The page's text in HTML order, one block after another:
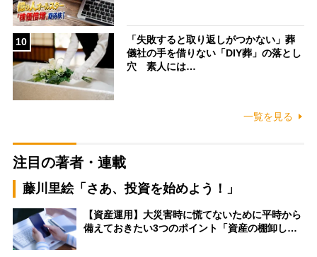
10
「失敗すると取り返しがつかない」葬
儀社の手を借りない「DIY葬」の落とし
穴 素人には…
一覧を見る
注目の著者・連載
藤川里絵「さあ、投資を始めよう！」
【資産運用】大災害時に慌てないために平時から
備えておきたい3つのポイント「資産の棚卸し…